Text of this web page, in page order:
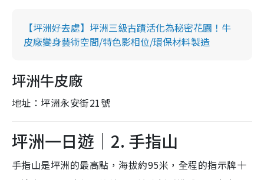
【坪洲好去處】坪洲三級古蹟活化為秘密花園！牛
皮廠變身藝術空間/特色影相位/環保材料製造
坪洲牛皮廠
地址：坪洲永安街21號
坪洲一日遊｜2. 手指山
手指山是坪洲的最高點，海拔約95米，全程的指示牌十